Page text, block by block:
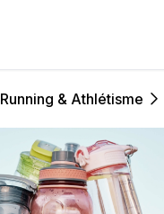
Running & Athlétisme